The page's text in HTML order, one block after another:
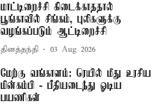
மாட்டிறைச்சி கிடைக்காததால்
பூங்காவில் சிங்கம், புலிகளுக்கு
வழங்கப்படும் ஆட்டிறைச்சி
தினத்தந்தி 03 Aug 2026
மேற்கு வங்காளம்: ரெயில் மீது உரசிய
மின்கம்பி - பீதியடைந்து ஓடிய
பயணிகள்